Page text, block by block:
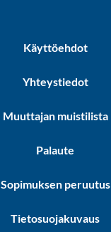
Käyttöehdot
Yhteystiedot
Muuttajan muistilista
Palaute
Sopimuksen peruutus
Tietosuojakuvaus